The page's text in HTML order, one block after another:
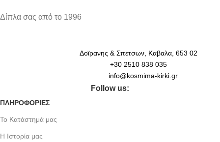
Δίπλα σας από το 1996
Δοϊρανης & Σπετσων, Καβαλα, 653 02
+30 2510 838 035
info@kosmima-kirki.gr
Follow us:
ΠΛΗΡΟΦΟΡΙΕΣ
Το Κατάστημά μας
Η Ιστορία μας